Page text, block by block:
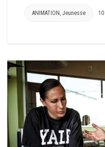
ANIMATION, Jeunesse